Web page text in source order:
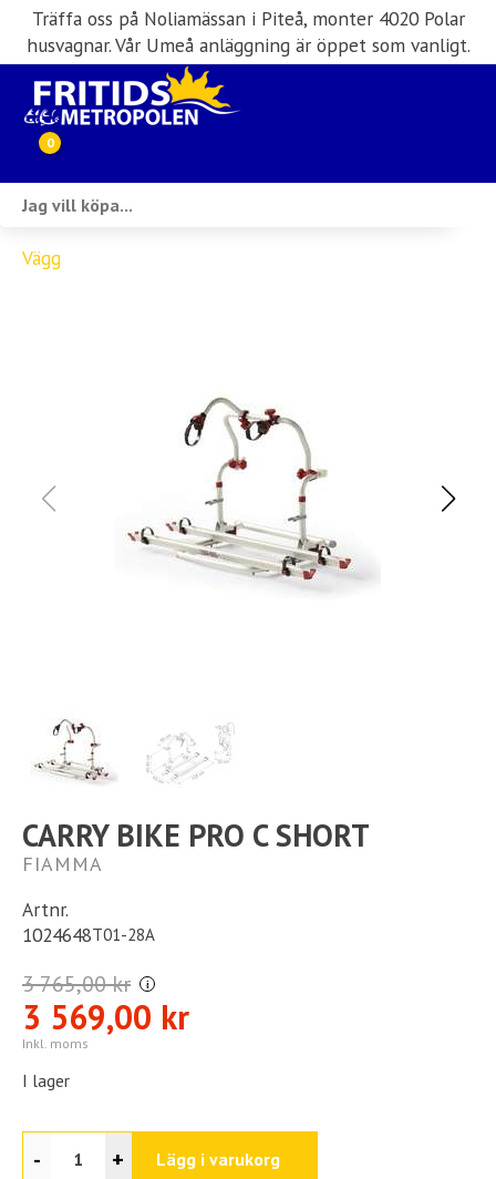
Träffa oss på Noliamässan i Piteå, monter 4020 Polar
husvagnar. Vår Umeå anläggning är öppet som vanligt.
0
Verkstad
Vägg
CARRY BIKE PRO C SHORT
FIAMMA
Artnr.
1024648T01-28A
3 765,00 kr i
3 569,00 kr
Inkl. moms
I lager
- + Lägg i varukorg